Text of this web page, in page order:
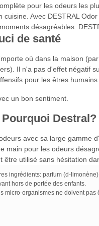
pour les odeurs les
Avec DESTRAL
désagréables.
de santé
où dans la maison
Il n'a pas d'effet négatif
pour les êtres
un bon sentiment.
Destral?
avec sa large
main pour les odeurs
utilisé sans hésitation
ingrédients: parfum (d-
hors de portée des enfants.
organismes ne doivent